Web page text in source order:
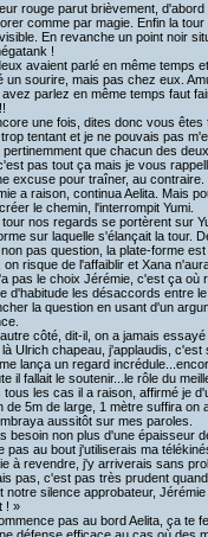
rouge parut brièvement,
comme par magie. Enfin la
En revanche un point noir
!
avaient parlé en même temps
un sourire, mais pas chez eux.
avez parlez en même temps faut
une fois, dites donc vous êtes
tentant et je ne pouvais pas
que chacun des
pas tout ça mais je vous
excuse pour traîner, au contraire.
a raison, continua Aelita. Mais
le chemin, l'interrompit Yumi.
tour nos regards se portèrent sur
sur laquelle s'élançait la tour.
pas question, la plate-forme
on risque de l'affaiblir et Xana
pas le choix Jérémie, c'est ça où
d'habitude les désaccords entre
la question en usant d'un
côté, dit-il, on a jamais
là Ulrich chapeau, j'applaudis,
lança un regard
il fallait le soutenir...le rôle du
tous les cas il a raison, affirmé je
de 5m de large, 1 mètre suffira on
aussitôt sur mes paroles.
besoin non plus d'une épaisseur
pas au bout j'utiliserais ma
à revendre, j'y arriverais sans
pas, c'est pas très prudent
notre silence approbateur,
! »
pas au bord Aelita, ça te